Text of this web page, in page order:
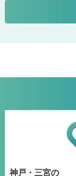
神戸・三宮の